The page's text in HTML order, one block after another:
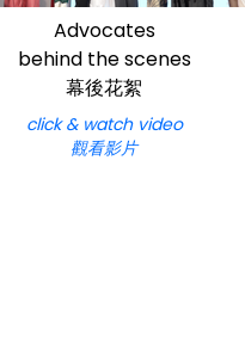
Advocates
behind the scenes
幕後花絮
click & watch video
觀看影片